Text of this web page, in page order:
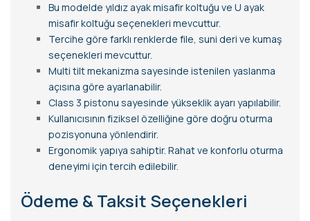
Bu modelde yıldız ayak misafir koltuğu ve U ayak
misafir koltuğu seçenekleri mevcuttur.
Tercihe göre farklı renklerde file, suni deri ve kumaş
seçenekleri mevcuttur.
Multi tilt mekanizma sayesinde istenilen yaslanma
açısına göre ayarlanabilir.
Class 3 pistonu sayesinde yükseklik ayarı yapılabilir.
Kullanıcısının fiziksel özelliğine göre doğru oturma
pozisyonuna yönlendirir.
Ergonomik yapıya sahiptir. Rahat ve konforlu oturma
deneyimi için tercih edilebilir.
Ödeme & Taksit Seçenekleri